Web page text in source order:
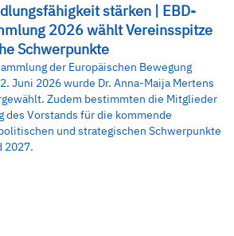
stärken | EBD-
2026 wählt Vereinsspitze
Schwerpunkte
der Europäischen Bewegung
Juni 2026 wurde Dr. Anna-Maija Mertens
Zudem bestimmten die Mitglieder
des Vorstands für die kommende
und strategischen Schwerpunkte
2027.